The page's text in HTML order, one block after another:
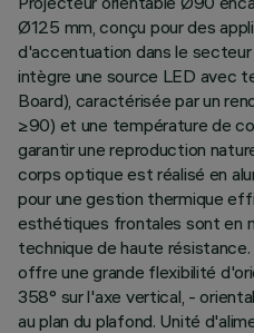
Ø125 mm, conçu pour des
d'accentuation dans le
intègre une source LED avec
Board), caractérisée par un
≥90) et une température de
garantir une reproduction
corps optique est réalisé en
pour une gestion thermique
esthétiques frontales sont en
technique de haute
offre une grande flexibilité
358° sur l'axe vertical, -
au plan du plafond. Unité